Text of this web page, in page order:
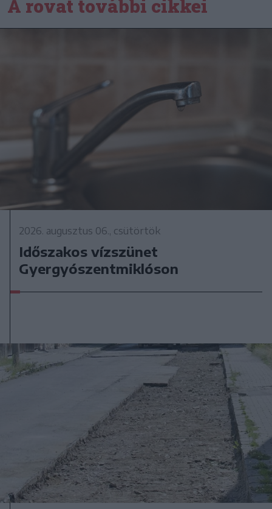
A rovat további cikkei
2026. augusztus 06., csütörtök
Időszakos vízszünet
Gyergyószentmiklóson